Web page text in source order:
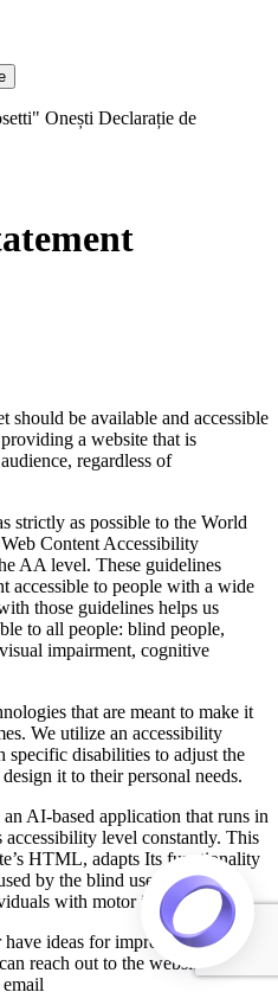
Onești Declarație de
should be available and accessible
a website that is
regardless of
strictly as possible to the World
Content Accessibility
AA level. These guidelines
accessible to people with a wide
those guidelines helps us
to all people: blind people,
impairment, cognitive
that are meant to make it
We utilize an accessibility
specific disabilities to adjust the
it to their personal needs.
AI-based application that runs in
level constantly. This
HTML, adapts Its functionality
by the blind users, and for
with motor impairments.
ideas for improvement, we’ll
reach out to the website’s